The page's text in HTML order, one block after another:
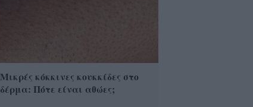
Μικρές κόκκινες κουκκίδες στο
δέρμα: Πότε είναι αθώες;